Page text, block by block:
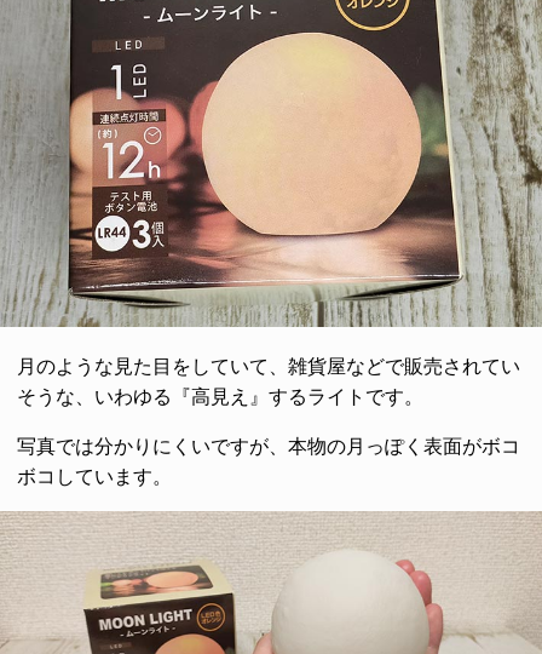
月のような見た目をしていて、雑貨屋などで販売されてい
そうな、いわゆる『高見え』するライトです。
写真では分かりにくいですが、本物の月っぽく表面がボコ
ボコしています。